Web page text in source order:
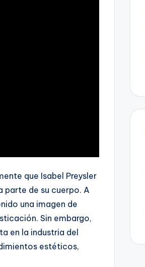
que Isabel Preysler
parte de su cuerpo. A
una imagen de
Sin embargo,
en la industria del
estéticos,